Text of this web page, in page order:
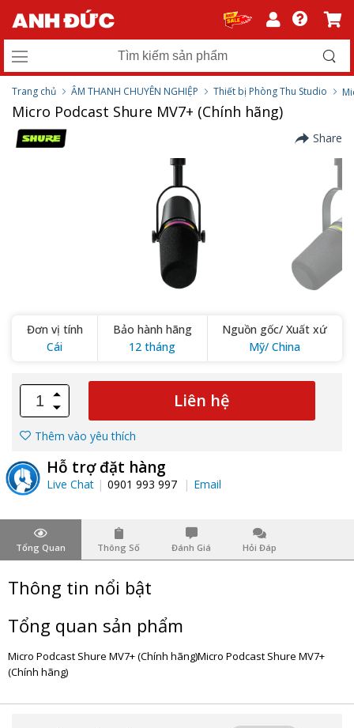
Trang chủ ÂM THANH CHUYÊN NGHIỆP Thiết bị Phòng Thu Studio
Micro Podcast Shure MV7+ (Chính hãng)
Share
Đơn vị tính
Cái
Bảo hành hãng
12 tháng
Nguồn gốc/ Xuất xứ
Mỹ/ China
Liên hệ
Thêm vào yêu thích
Hỗ trợ đặt hàng
Live Chat 0901 993 997 Email
Tổng Quan Thông Số Đánh Giá Hỏi Đáp
Thông tin nổi bật
Tổng quan sản phẩm
Micro Podcast Shure MV7+ (Chính hãng)Micro Podcast Shure MV7+
(Chính hãng)